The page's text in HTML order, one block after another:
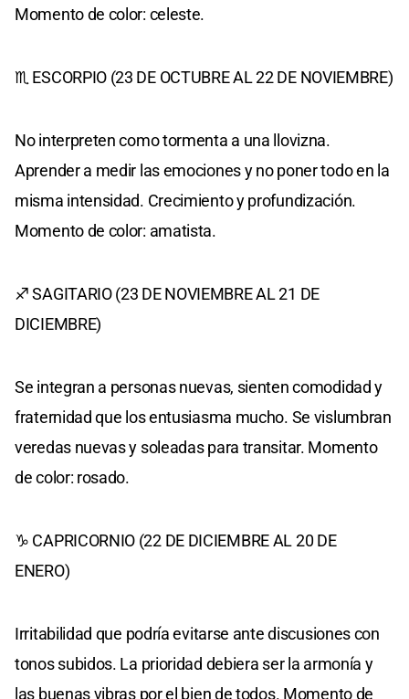
Momento de color: celeste.
♏ ESCORPIO (23 DE OCTUBRE AL 22 DE NOVIEMBRE)
No interpreten como tormenta a una llovizna.
Aprender a medir las emociones y no poner todo en la
misma intensidad. Crecimiento y profundización.
Momento de color: amatista.
♐ SAGITARIO (23 DE NOVIEMBRE AL 21 DE
DICIEMBRE)
Se integran a personas nuevas, sienten comodidad y
fraternidad que los entusiasma mucho. Se vislumbran
veredas nuevas y soleadas para transitar. Momento
de color: rosado.
♑ CAPRICORNIO (22 DE DICIEMBRE AL 20 DE
ENERO)
Irritabilidad que podría evitarse ante discusiones con
tonos subidos. La prioridad debiera ser la armonía y
las buenas vibras por el bien de todos. Momento de